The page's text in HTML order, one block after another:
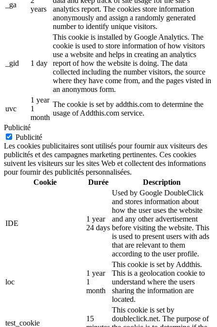
_ga
years
analytics report. The cookies store information
anonymously and assign a randomly generated
number to identify unique visitors.
_gid 1 day
This cookie is installed by Google Analytics. The
cookie is used to store information of how visitors
use a website and helps in creating an analytics
report of how the website is doing. The data
collected including the number visitors, the source
where they have come from, and the pages visted in
an anonymous form.
uvc
1 year
1
month
The cookie is set by addthis.com to determine the
usage of Addthis.com service.
Publicité
Publicité
Les cookies publicitaires sont utilisés pour fournir aux visiteurs des
publicités et des campagnes marketing pertinentes. Ces cookies
suivent les visiteurs sur les sites Web et collectent des informations
pour fournir des publicités personnalisées.
Cookie
Durée Description
IDE
1 year
24 days
Used by Google DoubleClick
and stores information about
how the user uses the website
and any other advertisement
before visiting the website. This
is used to present users with ads
that are relevant to them
according to the user profile.
loc
1 year
1
month
This cookie is set by Addthis.
This is a geolocation cookie to
understand where the users
sharing the information are
located.
test_cookie
15
This cookie is set by
doubleclick.net. The purpose of